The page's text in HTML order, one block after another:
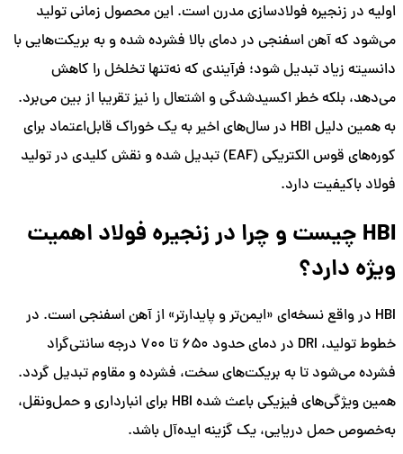
اولیه در زنجیره فولادسازی مدرن است. این محصول زمانی تولید
می‌شود که آهن اسفنجی در دمای بالا فشرده شده و به بریکت‌هایی با
دانسیته زیاد تبدیل شود؛ فرآیندی که نه‌تنها تخلخل را کاهش
می‌دهد، بلکه خطر اکسیدشدگی و اشتعال را نیز تقریبا از بین می‌برد.
به همین دلیل HBI در سال‌های اخیر به یک خوراک قابل‌اعتماد برای
کوره‌های قوس الکتریکی (EAF) تبدیل شده و نقش کلیدی در تولید
فولاد باکیفیت دارد.
HBI چیست و چرا در زنجیره فولاد اهمیت
ویژه دارد؟
HBI در واقع نسخه‌ای «ایمن‌تر و پایدارتر» از آهن اسفنجی است. در
خطوط تولید، DRI در دمای حدود ۶۵۰ تا ۷۰۰ درجه سانتی‌گراد
فشرده می‌شود تا به بریکت‌های سخت، فشرده و مقاوم تبدیل گردد.
همین ویژگی‌های فیزیکی باعث شده HBI برای انبارداری و حمل‌ونقل،
به‌خصوص حمل دریایی، یک گزینه ایده‌آل باشد.